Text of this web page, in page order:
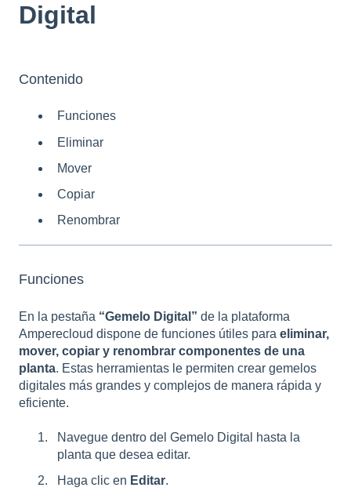
Digital
Contenido
Funciones
Eliminar
Mover
Copiar
Renombrar
Funciones
En la pestaña “Gemelo Digital” de la plataforma
Amperecloud dispone de funciones útiles para eliminar,
mover, copiar y renombrar componentes de una
planta. Estas herramientas le permiten crear gemelos
digitales más grandes y complejos de manera rápida y
eficiente.
Navegue dentro del Gemelo Digital hasta la
planta que desea editar.
Haga clic en Editar.